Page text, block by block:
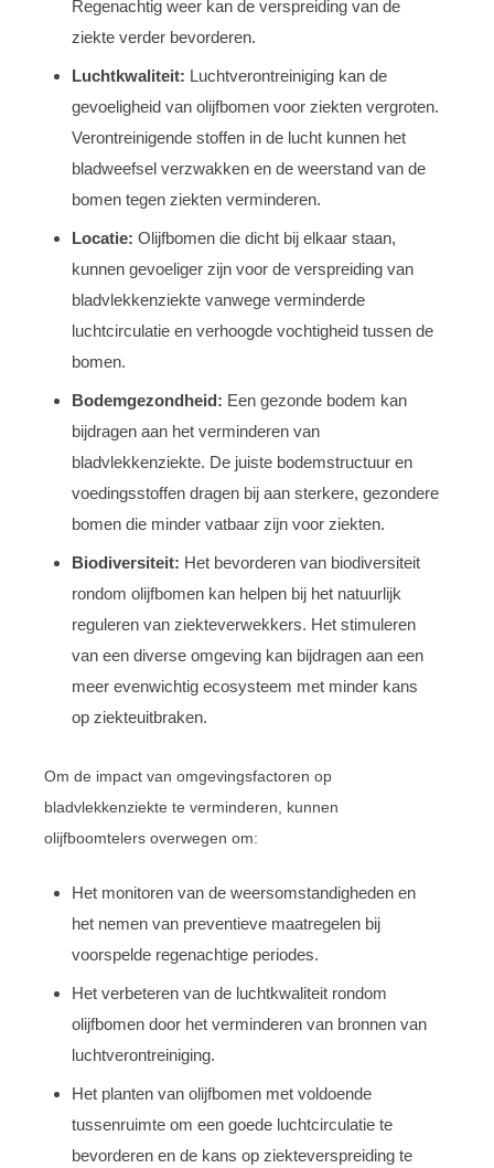
Regenachtig weer kan de verspreiding van de
ziekte verder bevorderen.
Luchtkwaliteit: Luchtverontreiniging kan de
gevoeligheid van olijfbomen voor ziekten vergroten.
Verontreinigende stoffen in de lucht kunnen het
bladweefsel verzwakken en de weerstand van de
bomen tegen ziekten verminderen.
Locatie: Olijfbomen die dicht bij elkaar staan,
kunnen gevoeliger zijn voor de verspreiding van
bladvlekkenziekte vanwege verminderde
luchtcirculatie en verhoogde vochtigheid tussen de
bomen.
Bodemgezondheid: Een gezonde bodem kan
bijdragen aan het verminderen van
bladvlekkenziekte. De juiste bodemstructuur en
voedingsstoffen dragen bij aan sterkere, gezondere
bomen die minder vatbaar zijn voor ziekten.
Biodiversiteit: Het bevorderen van biodiversiteit
rondom olijfbomen kan helpen bij het natuurlijk
reguleren van ziekteverwekkers. Het stimuleren
van een diverse omgeving kan bijdragen aan een
meer evenwichtig ecosysteem met minder kans
op ziekteuitbraken.
Om de impact van omgevingsfactoren op
bladvlekkenziekte te verminderen, kunnen
olijfboomtelers overwegen om:
Het monitoren van de weersomstandigheden en
het nemen van preventieve maatregelen bij
voorspelde regenachtige periodes.
Het verbeteren van de luchtkwaliteit rondom
olijfbomen door het verminderen van bronnen van
luchtverontreiniging.
Het planten van olijfbomen met voldoende
tussenruimte om een goede luchtcirculatie te
bevorderen en de kans op ziekteverspreiding te